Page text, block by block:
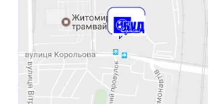
Ссылка для мобильных устройств